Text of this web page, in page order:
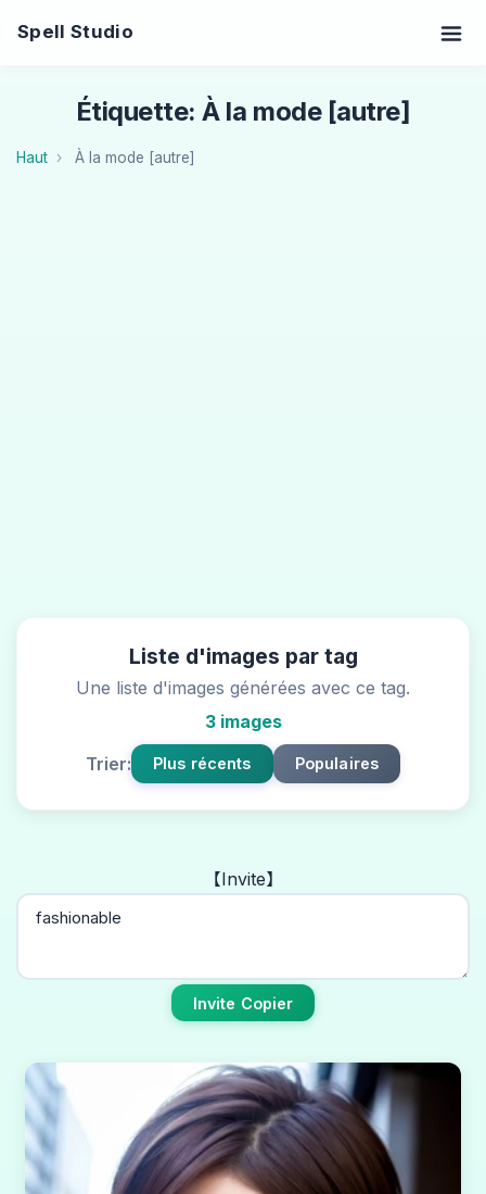
Spell Studio
Étiquette: À la mode [autre]
Haut À la mode [autre]
Liste d'images par tag
Une liste d'images générées avec ce tag.
3 images
Trier:
Plus récents Populaires
【Invite】
Invite Copier